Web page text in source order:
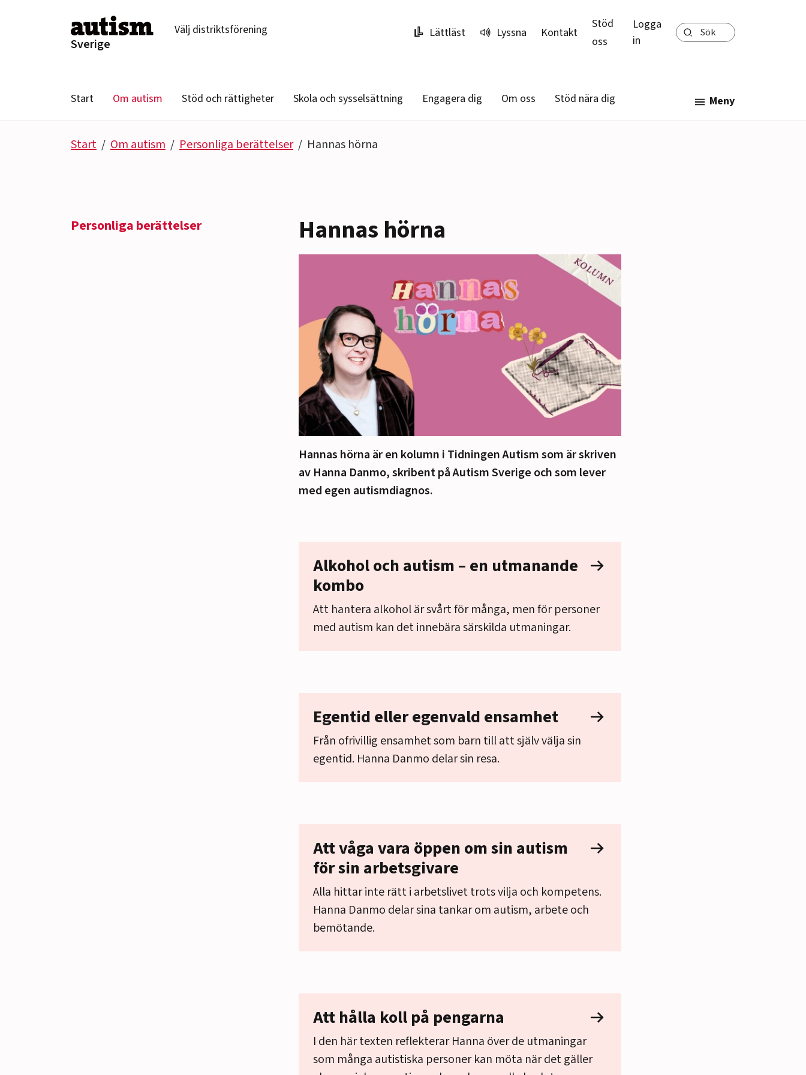
Sverige
Välj distriktsförening Lättläst Lyssna Kontakt
Stöd
oss
Logga
in
Sök
Start Om autism Stöd och rättigheter Skola och sysselsättning Engagera dig Om oss Stöd nära dig Meny
Start Om autism Personliga berättelser Hannas hörna
Personliga berättelser Hannas hörna
Hannas hörna är en kolumn i Tidningen Autism som är skriven
av Hanna Danmo, skribent på Autism Sverige och som lever
med egen autismdiagnos.
Alkohol och autism – en utmanande
kombo
Att hantera alkohol är svårt för många, men för personer
med autism kan det innebära särskilda utmaningar.
Egentid eller egenvald ensamhet
Från ofrivillig ensamhet som barn till att själv välja sin
egentid. Hanna Danmo delar sin resa.
Att våga vara öppen om sin autism
för sin arbetsgivare
Alla hittar inte rätt i arbetslivet trots vilja och kompetens.
Hanna Danmo delar sina tankar om autism, arbete och
bemötande.
Att hålla koll på pengarna
I den här texten reflekterar Hanna över de utmaningar
som många autistiska personer kan möta när det gäller